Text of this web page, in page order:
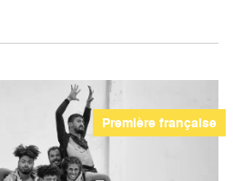
Première française